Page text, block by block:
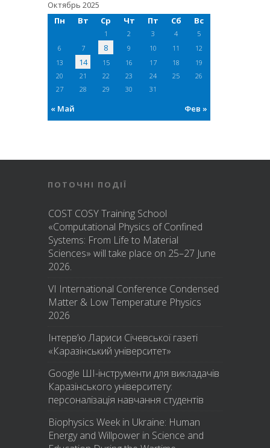
Октябрь 2025
Пн
Вт Ср Чт Пт Сб Вс
« Май Фев »
1 2 3 4
5
6
7 8 9 10 11
12
13
14 15 16 17 18
19
20
21 22 23 24 25
26
27
28 29 30 31
ПОТОЧНІ ПОДІЇ
COST COSY Training School
«Computational Physics of Confined
Systems: From Life to Material
Sciences» will take place on 25–27 June
2026.
VI International Conference Condensed
Matter & Low Temperature Physics
2026
Інтерв’ю Лариси Січевської газеті
«Каразінський університет»
Google ШІ-інструменти для викладачів
Каразінського університету:
персоналізація навчання студентів
Biophysics Week in Ukraine: Human
Energy and Willpower in Science and